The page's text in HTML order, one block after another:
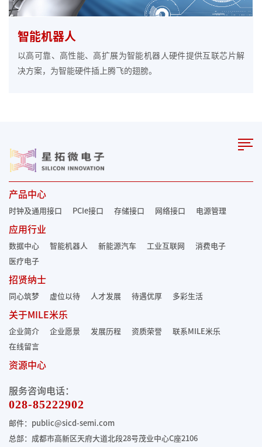
智能机器人
以高可靠、高性能、高扩展为智能机器人硬件提供互联芯片解
决方案，为智能硬件插上腾飞的翅膀。
产品中心
时钟及通用接口 PCIe接口 存储接口 网络接口 电源管理
应用行业
数据中心 智能机器人 新能源汽车 工业互联网
消费电子
医疗电子
招贤纳士
同心筑梦 虚位以待 人才发展 待遇优厚 多彩生活
关于MILE米乐
企业简介 企业愿景 发展历程 资质荣誉
联系MILE米乐
在线留言
资源中心
服务咨询电话：
028-85222902
邮件：public@sicd-semi.com
总部：成都市高新区天府大道北段28号茂业中心C座2106